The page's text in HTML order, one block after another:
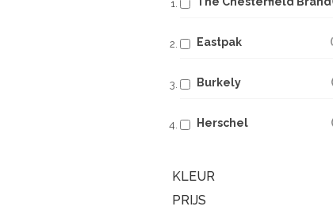
Eastpak
Burkely
Herschel
KLEUR
PRIJS